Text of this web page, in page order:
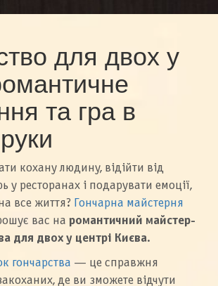
для двох у
та гра в
кохану людину, відійти від
у ресторанах і подарувати емоції,
все життя? Гончарна майстерня
вас на романтичний майстер-
для двох у центрі Києва.
гончарства — це справжня
де ви зможете відчути